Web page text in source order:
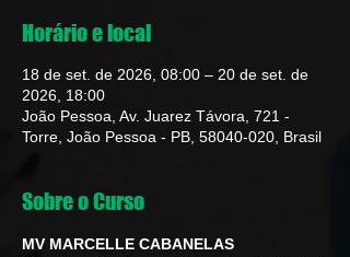
Horário e local
18 de set. de 2026, 08:00 – 20 de set. de
2026, 18:00
João Pessoa, Av. Juarez Távora, 721 -
Torre, João Pessoa - PB, 58040-020, Brasil
Sobre o Curso
MV MARCELLE CABANELAS